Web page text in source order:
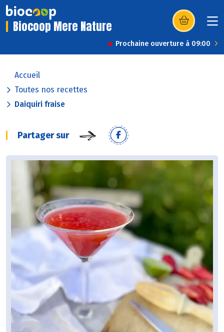
Biocoop Mere Nature (s’ouvre dans
Prochaine ouverture à 09:00
Accueil
Toutes nos recettes
Daiquiri fraise
Partager sur